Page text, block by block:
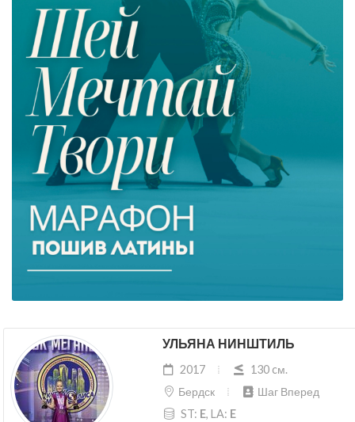
УЛЬЯНА НИНШТИЛЬ
2017
130 cм.
Бердск
Шаг Вперед
ST: E, LA: E